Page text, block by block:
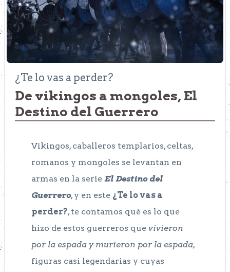
¿Te lo vas a perder?
De vikingos a mongoles, El
Destino del Guerrero
Vikingos, caballeros templarios, celtas,
romanos y mongoles se levantan en
armas en la serie El Destino del
Guerrero, y en este ¿Te lo vas a
perder?, te contamos qué es lo que
hizo de estos guerreros que vivieron
por la espada y murieron por la espada,
figuras casi legendarias y cuyas